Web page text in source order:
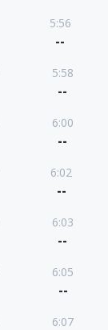
5:56
--
5:58
--
6:00
--
6:02
--
6:03
--
6:05
--
6:07